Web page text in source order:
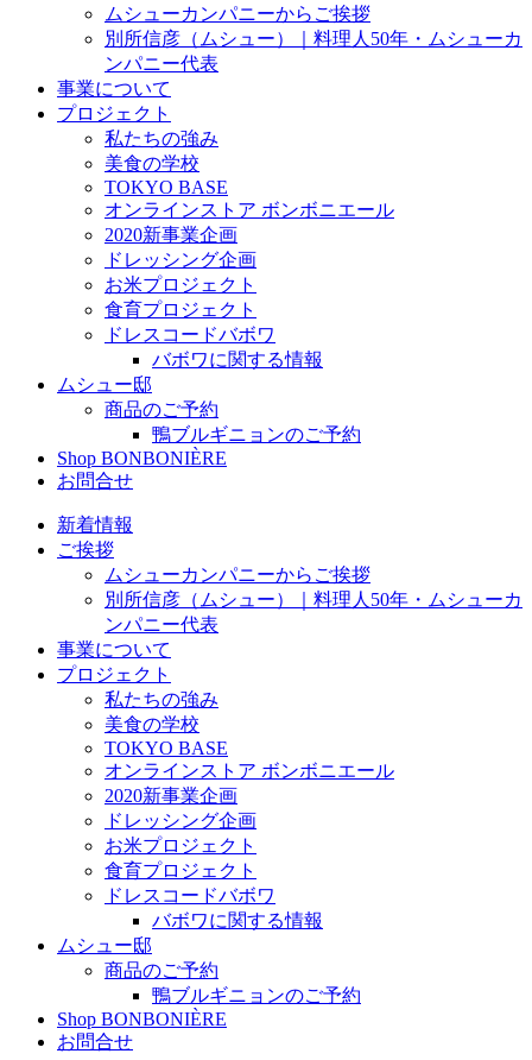
ムシューカンパニーからご挨拶
別所信彦（ムシュー）｜料理人50年・ムシューカ
ンパニー代表
事業について
プロジェクト
私たちの強み
美食の学校
TOKYO BASE
オンラインストア ボンボニエール
2020新事業企画
ドレッシング企画
お米プロジェクト
食育プロジェクト
ドレスコードバボワ
バボワに関する情報
ムシュー邸
商品のご予約
鴨ブルギニョンのご予約
Shop BONBONIÈRE
お問合せ
新着情報
ご挨拶
ムシューカンパニーからご挨拶
別所信彦（ムシュー）｜料理人50年・ムシューカ
ンパニー代表
事業について
プロジェクト
私たちの強み
美食の学校
TOKYO BASE
オンラインストア ボンボニエール
2020新事業企画
ドレッシング企画
お米プロジェクト
食育プロジェクト
ドレスコードバボワ
バボワに関する情報
ムシュー邸
商品のご予約
鴨ブルギニョンのご予約
Shop BONBONIÈRE
お問合せ